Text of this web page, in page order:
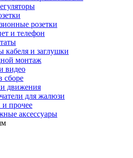
розетки
и телефон
кабеля и заглушки
монтаж
видео
сборе
движения
для жалюзи
и прочее
аксессуары